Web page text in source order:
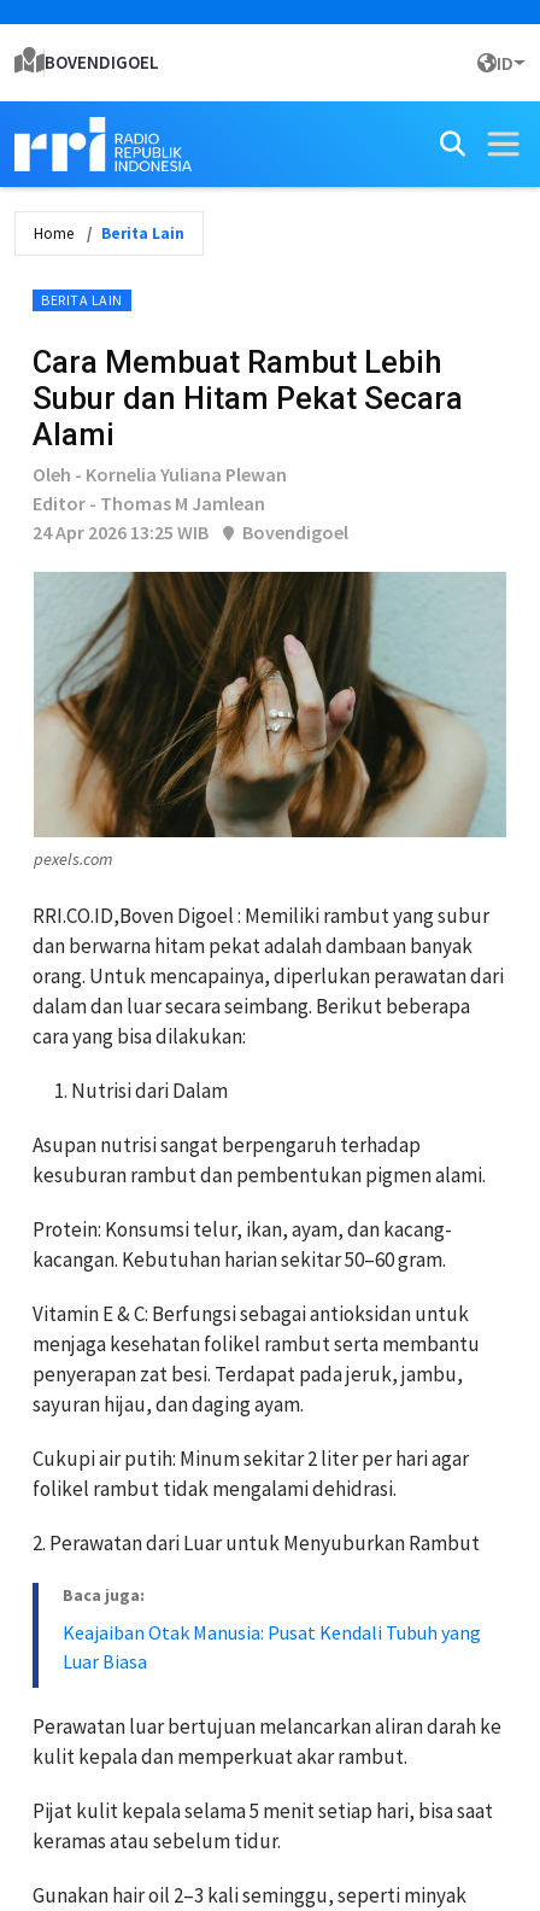
BOVENDIGOEL ID
Home Berita Lain
BERITA LAIN
Cara Membuat Rambut Lebih
Subur dan Hitam Pekat Secara
Alami
Oleh - Kornelia Yuliana Plewan
Editor - Thomas M Jamlean
24 Apr 2026 13:25 WIB
Bovendigoel
pexels.com
RRI.CO.ID,Boven Digoel : Memiliki rambut yang subur
dan berwarna hitam pekat adalah dambaan banyak
orang. Untuk mencapainya, diperlukan perawatan dari
dalam dan luar secara seimbang. Berikut beberapa
cara yang bisa dilakukan:
Nutrisi dari Dalam
Asupan nutrisi sangat berpengaruh terhadap
kesuburan rambut dan pembentukan pigmen alami.
Protein: Konsumsi telur, ikan, ayam, dan kacang-
kacangan. Kebutuhan harian sekitar 50–60 gram.
Vitamin E & C: Berfungsi sebagai antioksidan untuk
menjaga kesehatan folikel rambut serta membantu
penyerapan zat besi. Terdapat pada jeruk, jambu,
sayuran hijau, dan daging ayam.
Cukupi air putih: Minum sekitar 2 liter per hari agar
folikel rambut tidak mengalami dehidrasi.
2. Perawatan dari Luar untuk Menyuburkan Rambut
Baca juga:
Keajaiban Otak Manusia: Pusat Kendali Tubuh yang
Luar Biasa
Perawatan luar bertujuan melancarkan aliran darah ke
kulit kepala dan memperkuat akar rambut.
Pijat kulit kepala selama 5 menit setiap hari, bisa saat
keramas atau sebelum tidur.
Gunakan hair oil 2–3 kali seminggu, seperti minyak